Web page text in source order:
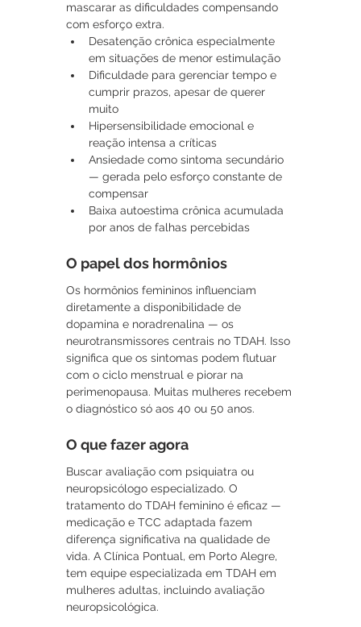
mascarar as dificuldades compensando
com esforço extra.
Desatenção crônica especialmente
em situações de menor estimulação
Dificuldade para gerenciar tempo e
cumprir prazos, apesar de querer
muito
Hipersensibilidade emocional e
reação intensa a críticas
Ansiedade como sintoma secundário
— gerada pelo esforço constante de
compensar
Baixa autoestima crônica acumulada
por anos de falhas percebidas
O papel dos hormônios
Os hormônios femininos influenciam
diretamente a disponibilidade de
dopamina e noradrenalina — os
neurotransmissores centrais no TDAH. Isso
significa que os sintomas podem flutuar
com o ciclo menstrual e piorar na
perimenopausa. Muitas mulheres recebem
o diagnóstico só aos 40 ou 50 anos.
O que fazer agora
Buscar avaliação com psiquiatra ou
neuropsicólogo especializado. O
tratamento do TDAH feminino é eficaz —
medicação e TCC adaptada fazem
diferença significativa na qualidade de
vida. A Clínica Pontual, em Porto Alegre,
tem equipe especializada em TDAH em
mulheres adultas, incluindo avaliação
neuropsicológica.